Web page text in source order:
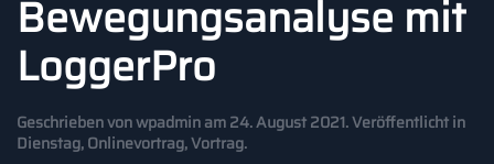
Bewegungsanalyse mit
LoggerPro
Geschrieben vonwpadminam24. August 2021. Veröffentlicht in
Dienstag,Onlinevortrag,Vortrag.